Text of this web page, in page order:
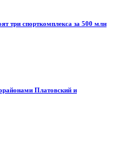
три спорткомплекса за 500 млн
Платовский и